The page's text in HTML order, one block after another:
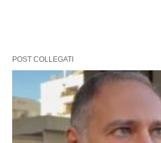
POST COLLEGATI